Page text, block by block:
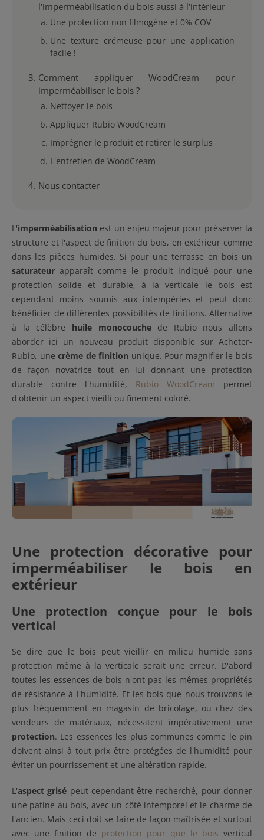
l'imperméabilisation du bois aussi à l'intérieur
Une protection non filmogène et 0% COV
Une texture crémeuse pour une application
facile !
Comment appliquer WoodCream pour
imperméabiliser le bois ?
Nettoyer le bois
Appliquer Rubio WoodCream
Imprégner le produit et retirer le surplus
L'entretien de WoodCream
Nous contacter
L'imperméabilisation est un enjeu majeur pour préserver la
structure et l'aspect de finition du bois, en extérieur comme
dans les pièces humides. Si pour une terrasse en bois un
saturateur apparaît comme le produit indiqué pour une
protection solide et durable, à la verticale le bois est
cependant moins soumis aux intempéries et peut donc
bénéficier de différentes possibilités de finitions. Alternative
à la célèbre huile monocouchede Rubio nous allons
aborder ici un nouveau produit disponible sur Acheter-
Rubio, unecrème de finition unique. Pour magnifier le bois
de façon novatrice tout en lui donnant une protection
durable contre l'humidité, Rubio WoodCream permet
d'obtenir un aspect vieilli ou finement coloré.
Une protection décorative pour
imperméabiliser le bois en
extérieur
Une protection conçue pour le bois
vertical
Se dire que le bois peut vieillir en milieu humide sans
protection même à la verticale serait une erreur. D'abord
toutes les essences de bois n'ont pas les mêmes propriétés
de résistance à l'humidité. Et les bois que nous trouvons le
plus fréquemment en magasin de bricolage, ou chez des
vendeurs de matériaux, nécessitent impérativement une
protection. Les essences les plus communes comme le pin
doivent ainsi à tout prix être protégées de l'humidité pour
éviter un pourrissement et une altération rapide.
L'aspect grisé peut cependant être recherché, pour donner
une patine au bois, avec un côté intemporel et le charme de
l'ancien. Mais ceci doit se faire de façon maîtrisée et surtout
avec une finition de protection pour que le bois vertical